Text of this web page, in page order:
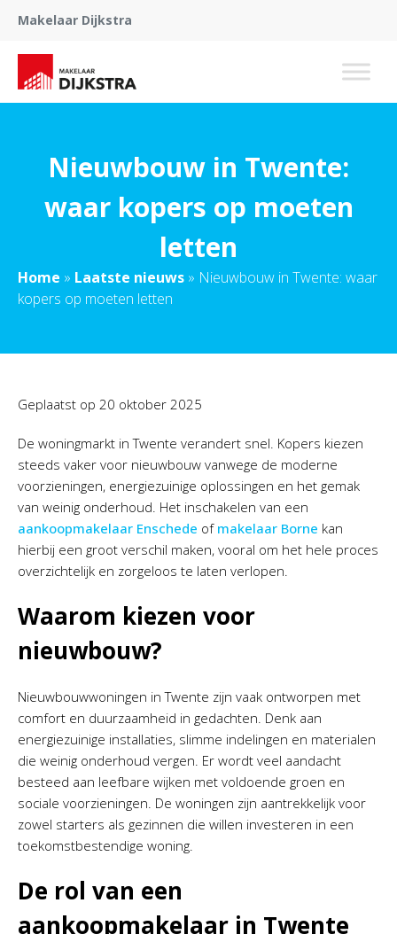
Makelaar Dijkstra
Nieuwbouw in Twente:
waar kopers op moeten
letten
Home » Laatste nieuws » Nieuwbouw in Twente: waar
kopers op moeten letten
Geplaatst op 20 oktober 2025
De woningmarkt in Twente verandert snel. Kopers kiezen
steeds vaker voor nieuwbouw vanwege de moderne
voorzieningen, energiezuinige oplossingen en het gemak
van weinig onderhoud. Het inschakelen van een
aankoopmakelaar Enschede of makelaar Borne kan
hierbij een groot verschil maken, vooral om het hele proces
overzichtelijk en zorgeloos te laten verlopen.
Waarom kiezen voor
nieuwbouw?
Nieuwbouwwoningen in Twente zijn vaak ontworpen met
comfort en duurzaamheid in gedachten. Denk aan
energiezuinige installaties, slimme indelingen en materialen
die weinig onderhoud vergen. Er wordt veel aandacht
besteed aan leefbare wijken met voldoende groen en
sociale voorzieningen. De woningen zijn aantrekkelijk voor
zowel starters als gezinnen die willen investeren in een
toekomstbestendige woning.
De rol van een
aankoopmakelaar in Twente